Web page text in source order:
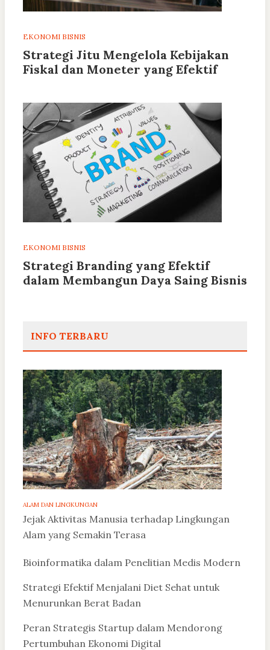
EKONOMI BISNIS
Strategi Jitu Mengelola Kebijakan
Fiskal dan Moneter yang Efektif
EKONOMI BISNIS
Strategi Branding yang Efektif
dalam Membangun Daya Saing Bisnis
INFO TERBARU
ALAM DAN LINGKUNGAN
Jejak Aktivitas Manusia terhadap Lingkungan
Alam yang Semakin Terasa
Bioinformatika dalam Penelitian Medis Modern
Strategi Efektif Menjalani Diet Sehat untuk
Menurunkan Berat Badan
Peran Strategis Startup dalam Mendorong
Pertumbuhan Ekonomi Digital